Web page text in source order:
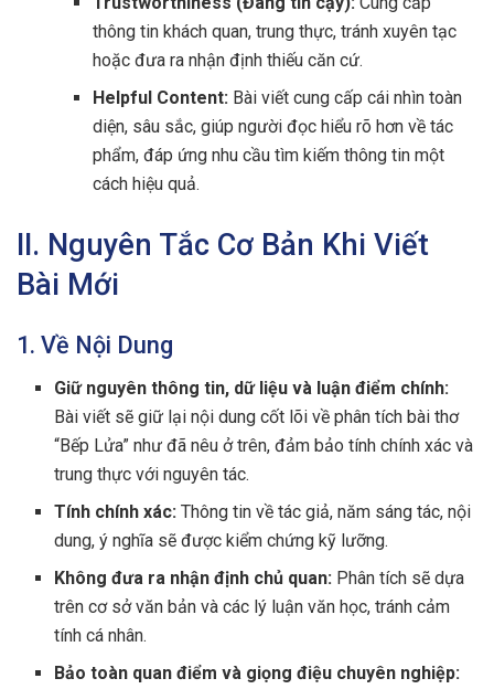
thông tin khách quan, trung thực, tránh xuyên tạc
hoặc đưa ra nhận định thiếu căn cứ.
Helpful Content:Bài viết cung cấp cái nhìn toàn
diện, sâu sắc, giúp người đọc hiểu rõ hơn về tác
phẩm, đáp ứng nhu cầu tìm kiếm thông tin một
cách hiệu quả.
II. Nguyên Tắc Cơ Bản Khi Viết
Bài Mới
1. Về Nội Dung
Giữ nguyên thông tin, dữ liệu và luận điểm chính:
Bài viết sẽ giữ lại nội dung cốt lõi về phân tích bài thơ
“Bếp Lửa” như đã nêu ở trên, đảm bảo tính chính xác và
trung thực với nguyên tác.
Tính chính xác: Thông tin về tác giả, năm sáng tác, nội
dung, ý nghĩa sẽ được kiểm chứng kỹ lưỡng.
Không đưa ra nhận định chủ quan: Phân tích sẽ dựa
trên cơ sở văn bản và các lý luận văn học, tránh cảm
tính cá nhân.
Bảo toàn quan điểm và giọng điệu chuyên nghiệp: